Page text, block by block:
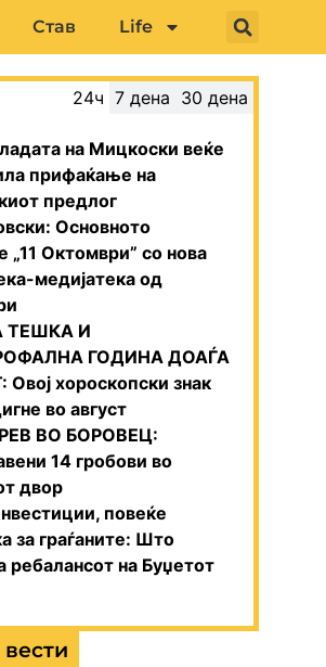
Став Life
24ч 7 дена 30 дена
на Мицкоски веќе
прифаќање на
предлог
Основното
„11 Октомври” со нова
медијатека од
ТЕШКА И
ГОДИНА ДОАЃА
хороскопски знак
во август
ВО БОРОВЕЦ:
14 гробови во
двор
повеќе
за граѓаните: Што
ребалансот на Буџетот